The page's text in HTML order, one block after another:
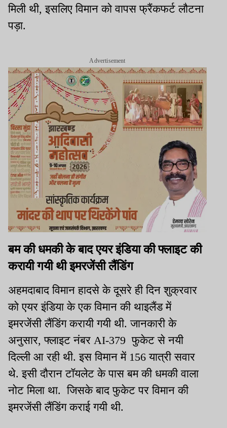
मिली थी, इसलिए विमान को वापस फ्रैंकफर्ट लौटना
पड़ा.
Advertisement
बम की धमकी के बाद एयर इंडिया की फ्लाइट की
करायी गयी थी इमरजेंसी लैंडिंग
अहमदाबाद विमान हादसे के दूसरे ही दिन शुक्रवार
को एयर इंडिया के एक विमान की थाइलैंड में
इमरजेंसी लैंडिंग करायी गयी थी. जानकारी के
अनुसार, फ्लाइट नंबर AI-379 फुकेट से नयी
दिल्ली आ रही थी. इस विमान में 156 यात्री सवार
थे. इसी दौरान टॉयलेट के पास बम की धमकी वाला
नोट मिला था. जिसके बाद फुकेट पर विमान की
इमरजेंसी लैंडिंग कराई गयी थी.